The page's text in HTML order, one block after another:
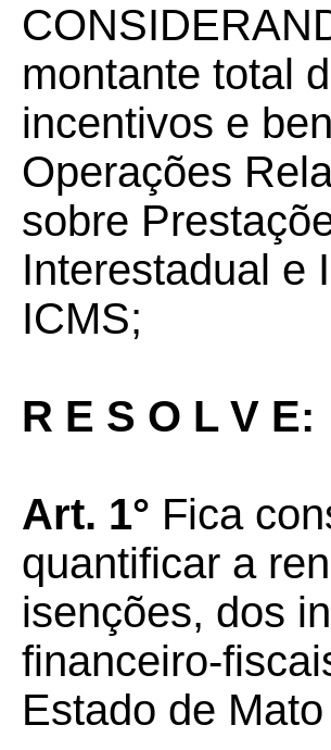
montante total
incentivos e
Operações
sobre
Interestadual e
ICMS;
R E S O L V E:
Art. 1° Fica
quantificar a
isenções, dos
financeiro-
Estado de